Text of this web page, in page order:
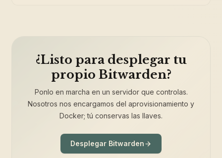
¿Listo para desplegar tu
propio Bitwarden?
Ponlo en marcha en un servidor que controlas.
Nosotros nos encargamos del aprovisionamiento y
Docker; tú conservas las llaves.
Desplegar Bitwarden